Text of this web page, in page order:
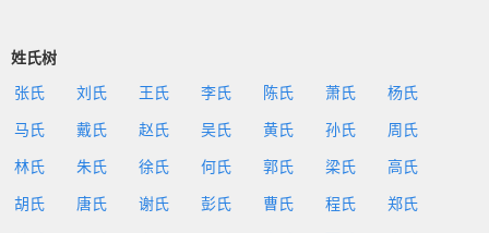
姓氏树
张氏 刘氏 王氏 李氏 陈氏 萧氏 杨氏
马氏 戴氏 赵氏 吴氏 黄氏 孙氏 周氏
林氏 朱氏 徐氏 何氏 郭氏 梁氏 高氏
胡氏 唐氏 谢氏 彭氏 曹氏 程氏 郑氏